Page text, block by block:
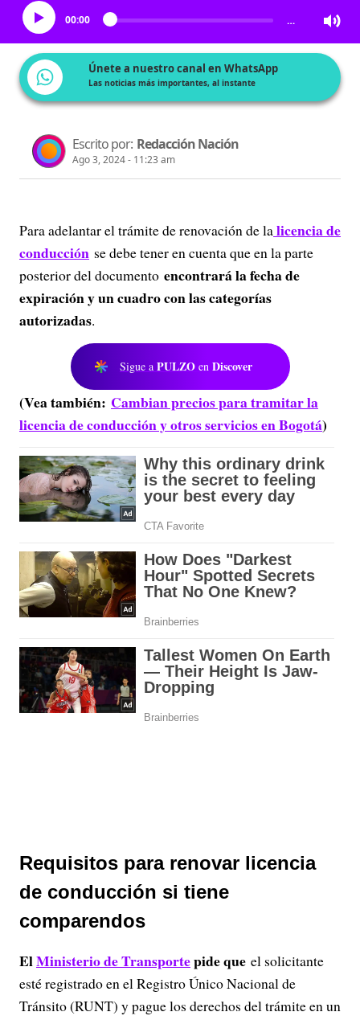
00:00 …
Únete a nuestro canal en WhatsApp
Las noticias más importantes, al instante
Escrito por: Redacción Nación
Ago 3, 2024 - 11:23 am
Para adelantar el trámite de renovación de lalicencia de
conducción se debe tener en cuenta que en la parte
posterior del documento encontrará la fecha de
expiración y un cuadro con las categorías
autorizadas.
Sigue a PULZO en Discover
(Vea también: Cambian precios para tramitar la
licencia de conducción y otros servicios en Bogotá)
Requisitos para renovar licencia
de conducción si tiene
comparendos
ElMinisterio de Transportepide que el solicitante
esté registrado en el Registro Único Nacional de
Tránsito (RUNT) y pague los derechos del trámite en un